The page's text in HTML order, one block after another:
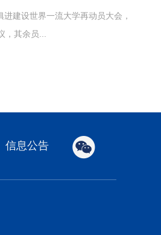
建设世界一流大学再动员大会，
，其余员...
信息公告